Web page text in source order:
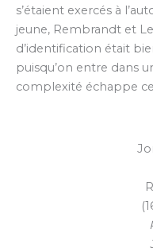
s’étaient exercés à
jeune, Rembrandt et
d’identification était
puisqu’on entre dans
complexité échappe